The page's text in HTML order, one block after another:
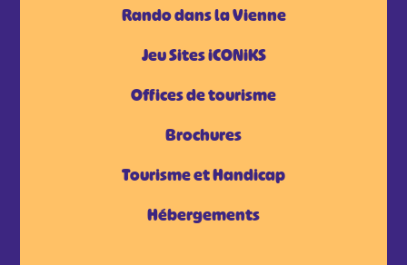
Rando dans la Vienne
Jeu Sites iCONiKS
Offices de tourisme
Brochures
Tourisme et Handicap
Hébergements